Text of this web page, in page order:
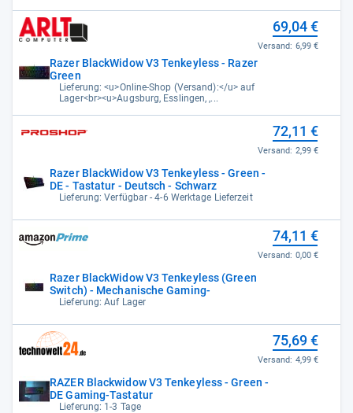
Razer BlackWidow V3 Tenkeyless - Razer
Green
Lieferung: <u>Online-Shop (Versand):</u> auf
Lager<br><u>Augsburg, Esslingen, ,...
69,04 €
Versand: 6,99 €
Razer BlackWidow V3 Tenkeyless - Green -
DE - Tastatur - Deutsch - Schwarz
Lieferung: Verfügbar - 4-6 Werktage Lieferzeit
72,11 €
Versand: 2,99 €
Razer BlackWidow V3 Tenkeyless (Green
Switch) - Mechanische Gaming-
Lieferung: Auf Lager
74,11 €
Versand: 0,00 €
RAZER Blackwidow V3 Tenkeyless - Green -
DE Gaming-Tastatur
Lieferung: 1-3 Tage
75,69 €
Versand: 4,99 €